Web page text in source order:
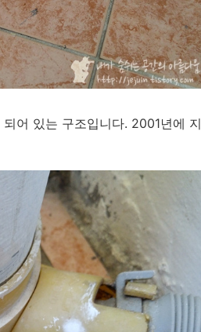
어 있는 구조입니다. 2001년에 지